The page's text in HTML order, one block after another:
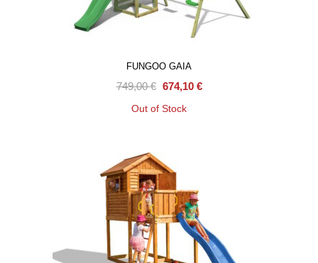
FUNGOO GAIA
749,00€ 674,10 €
Out of Stock